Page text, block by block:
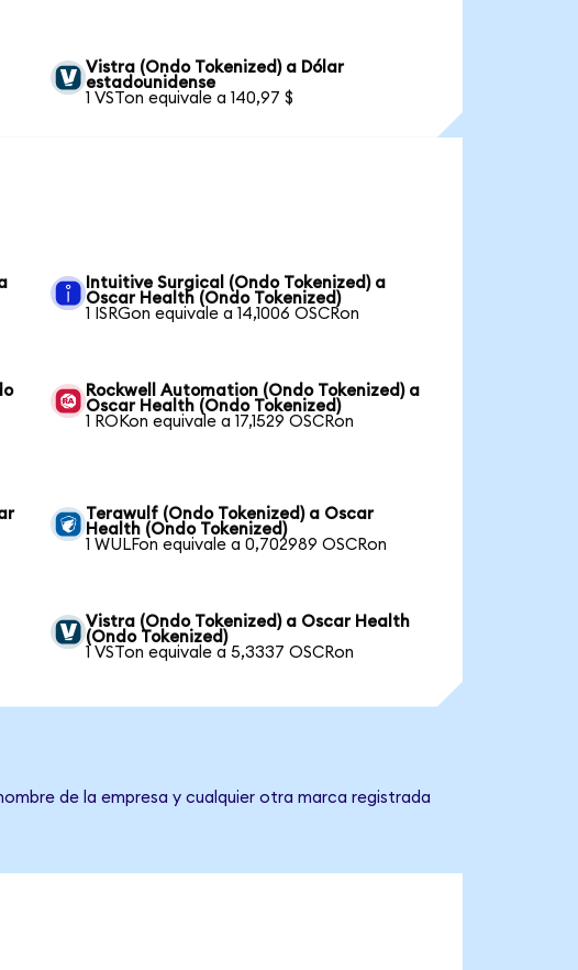
Vistra (Ondo Tokenized) a Dólar
estadounidense
1 VSTon equivale a 140,97 $
Intuitive Surgical (Ondo Tokenized) a
Oscar Health (Ondo Tokenized)
1 ISRGon equivale a 14,1006 OSCRon
Rockwell Automation (Ondo Tokenized) a
Oscar Health (Ondo Tokenized)
1 ROKon equivale a 17,1529 OSCRon
Terawulf (Ondo Tokenized) a Oscar
Health (Ondo Tokenized)
1 WULFon equivale a 0,702989 OSCRon
Vistra (Ondo Tokenized) a Oscar Health
(Ondo Tokenized)
1 VSTon equivale a 5,3337 OSCRon
de la empresa y cualquier otra marca registrada